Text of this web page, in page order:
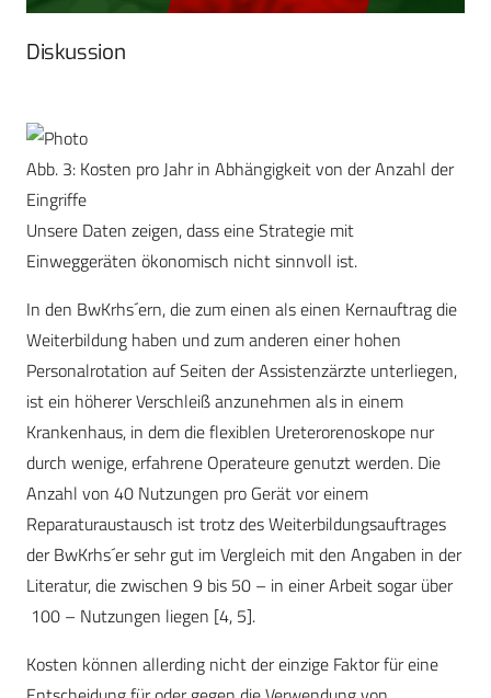
Diskussion
Abb. 3: Kosten pro Jahr in Abhängigkeit von der Anzahl der
Eingriffe
Unsere Daten zeigen, dass eine Strategie mit
Einweggeräten ökonomisch nicht sinnvoll ist.
In den BwKrhs´ern, die zum einen als einen Kernauftrag die
Weiterbildung haben und zum anderen einer hohen
Personalrotation auf Seiten der Assistenzärzte unterliegen,
ist ein höherer Verschleiß anzunehmen als in einem
Krankenhaus, in dem die flexiblen Ureterorenoskope nur
durch wenige, erfahrene Operateure genutzt werden. Die
Anzahl von 40 Nutzungen pro Gerät vor einem
Reparaturaustausch ist trotz des Weiterbildungsauftrages
der BwKrhs´er sehr gut im Vergleich mit den Angaben in der
Literatur, die zwischen 9 bis 50 – in einer Arbeit sogar über
100 – Nutzungen liegen [4, 5].
Kosten können allerding nicht der einzige Faktor für eine